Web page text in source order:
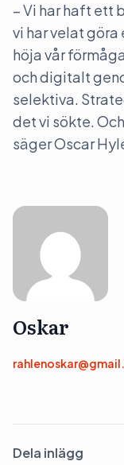
– Vi har haft ett
vi har velat
höja vår
och digitalt
selektiva.
det vi sökte.
säger Oscar
Oskar
Dela inlägg